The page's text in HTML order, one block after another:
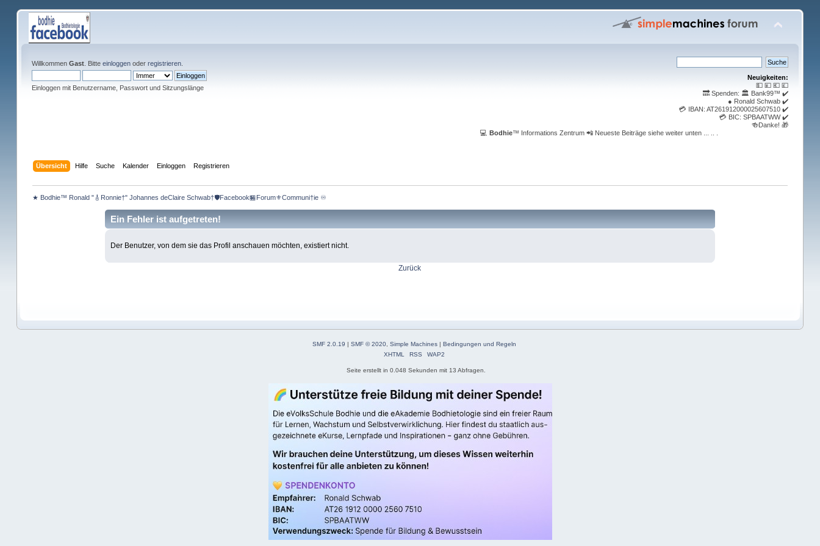
Willkommen Gast. Bitte einloggenoder registrieren.
Einloggen mit Benutzername, Passwort und Sitzungslänge
Neuigkeiten:
💵 💴 💶 💷
🔜 Spenden: 🏛️ Bank99™ ✔️
● Ronald Schwab ✔️
💳 IBAN: AT261912000025607510 ✔️
💳 BIC: SPBAATWW ✔️
🍻Danke! 🎁
💻Bodhie™ Informations Zentrum 📲 Neueste Beiträge siehe weiter unten ... .. .
Übersicht Hilfe Suche Kalender Einloggen Registrieren
★ Bodhie™ Ronald "🎸Ronnie†" Johannes deClaire Schwab†🛡️Facebook🏪Forum⚜️Communi†ie ♾️
Ein Fehler ist aufgetreten!
Der Benutzer, von dem sie das Profil anschauen möchten, existiert nicht.
Zurück
SMF 2.0.19 |SMF © 2020,Simple Machines |Bedingungen und Regeln
XHTML
RSS WAP2
Seite erstellt in 0.048 Sekunden mit 13 Abfragen.